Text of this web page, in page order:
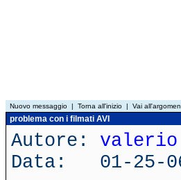
Nuovo messaggio | Torna all'inizio | Vai
problema con i filmati AVI
Autore: valerio
Data: 01-25-